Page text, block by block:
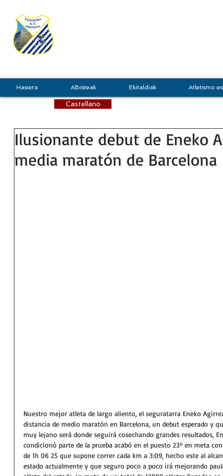
Castellano
Ilusionante debut de Eneko
media maratón de Barcelona
Nuestro mejor atleta de largo aliento, el seguratarra Eneko
distancia de medio maratón en Barcelona, un debut esperado y
muy lejano será donde seguirá cosechando grandes resultados,
condicionó parte de la prueba acabó en el puesto 23º en meta
de 1h 06 25 que supone correr cada km a 3:09, hecho este al
estado actualmente y que seguro poco a poco irá mejorando
Hasiera Albisteak Ekitaldiak Atletismo